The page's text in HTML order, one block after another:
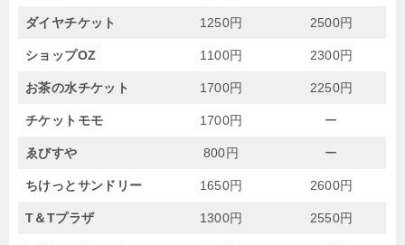
ダイヤチケット 1250円 2500円
ショップOZ 1100円 2300円
お茶の水チケット 1700円 2250円
チケットモモ 1700円 ー
ゑびすや 800円 ー
ちけっとサンドリー 1650円 2600円
T＆Tプラザ 1300円 2550円